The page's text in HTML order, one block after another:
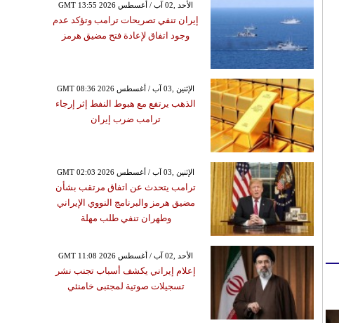
GMT 13:55 2026 الأحد ,02 آب / أغسطس
إيران تنفي تصريحات ترامب وتؤكد عدم
وجود اتفاق لإعادة فتح مضيق هرمز
GMT 08:36 2026 الإثنين ,03 آب / أغسطس
الذهب يرتفع مع هبوط النفط إثر إرجاء
ترامب ضرب إيران
GMT 02:03 2026 الإثنين ,03 آب / أغسطس
ترامب يتحدث عن اتفاق مرتقب بشأن
مضيق هرمز والبرنامج النووي الإيراني
وطهران تنفي طلب مهلة
GMT 11:08 2026 الأحد ,02 آب / أغسطس
إعلام إيراني يكشف أسباب تجنب نشر
تسجيلات صوتية لمجتبى خامنئي